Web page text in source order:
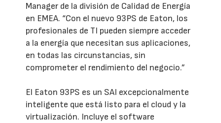
Manager de la división de Calidad de Energía
en EMEA. “Con el nuevo 93PS de Eaton, los
profesionales de TI pueden siempre acceder
a la energía que necesitan sus aplicaciones,
en todas las circunstancias, sin
comprometer el rendimiento del negocio.”
El Eaton 93PS es un SAI excepcionalmente
inteligente que está listo para el cloud y la
virtualización. Incluye el software